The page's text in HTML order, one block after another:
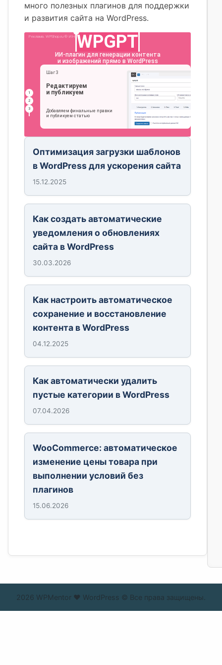
много полезных плагинов для поддержки
и развития сайта на WordPress.
Оптимизация загрузки шаблонов
в WordPress для ускорения сайта
15.12.2025
Как создать автоматические
уведомления о обновлениях
сайта в WordPress
30.03.2026
Как настроить автоматическое
сохранение и восстановление
контента в WordPress
04.12.2025
Как автоматически удалить
пустые категории в WordPress
07.04.2026
WooCommerce: автоматическое
изменение цены товара при
выполнении условий без
плагинов
15.06.2026
2026 WPMentor ❤ WordPress © Все права защищены.